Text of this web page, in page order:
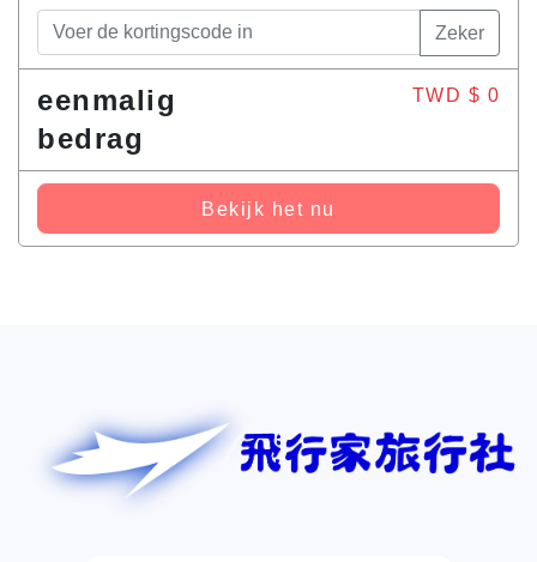
Zeker
eenmalig
bedrag
TWD $ 0
Bekijk het nu